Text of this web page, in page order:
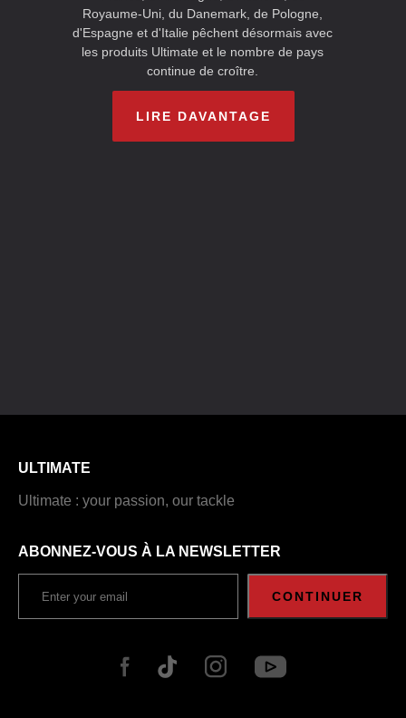
Royaume-Uni, du Danemark, de Pologne,
d'Espagne et d'Italie pêchent désormais avec
les produits Ultimate et le nombre de pays
continue de croître.
LIRE DAVANTAGE
ULTIMATE
Ultimate : your passion, our tackle
ABONNEZ-VOUS À LA NEWSLETTER
CONTINUER